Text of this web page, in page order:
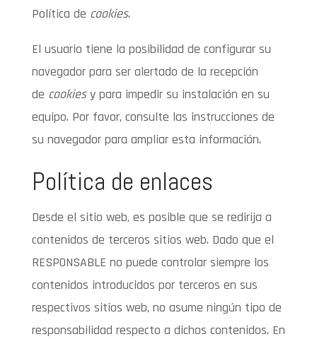
Política de cookies.
El usuario tiene la posibilidad de configurar su
navegador para ser alertado de la recepción
de cookiesy para impedir su instalación en su
equipo. Por favor, consulte las instrucciones de
su navegador para ampliar esta información.
Política de enlaces
Desde el sitio web, es posible que se redirija a
contenidos de terceros sitios web. Dado que el
RESPONSABLE no puede controlar siempre los
contenidos introducidos por terceros en sus
respectivos sitios web, no asume ningún tipo de
responsabilidad respecto a dichos contenidos. En